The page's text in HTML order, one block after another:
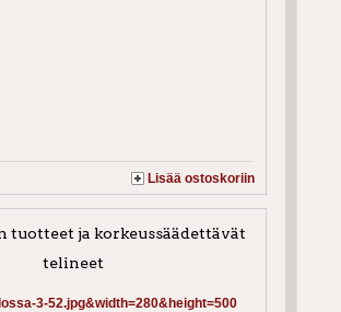
Lisää ostoskoriin
tuotteet ja korkeussäädettävät
telineet